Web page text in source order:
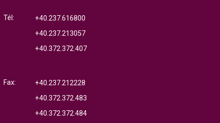
Tél:
+40.237.616800
+40.237.213057
+40.372.372.407
Fax:
+40.237.212228
+40.372.372.483
+40.372.372.484